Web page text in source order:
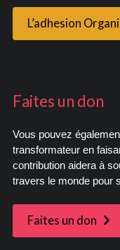
L’adhesion
Faites un don
Vous pouvez
transformateur en
contribution aidera à
travers le monde pour
Faites un don